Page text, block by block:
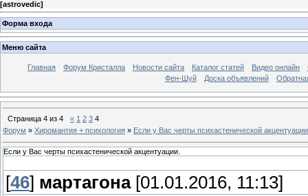
[astrovedic]
Форма входа
Меню сайта
Главная Форум Кристалла Новости сайта Каталог статей Видео онлайн
Фен-Шуй
Доска объявлений
Страница 4 из 4 « 1 2 3 4
Форум » Хиромантия + психология » Если у Вас черты психастенической
Если у Вас черты психастенической акцентуации.
[46] мартагона[01.01.2016, 11:13]